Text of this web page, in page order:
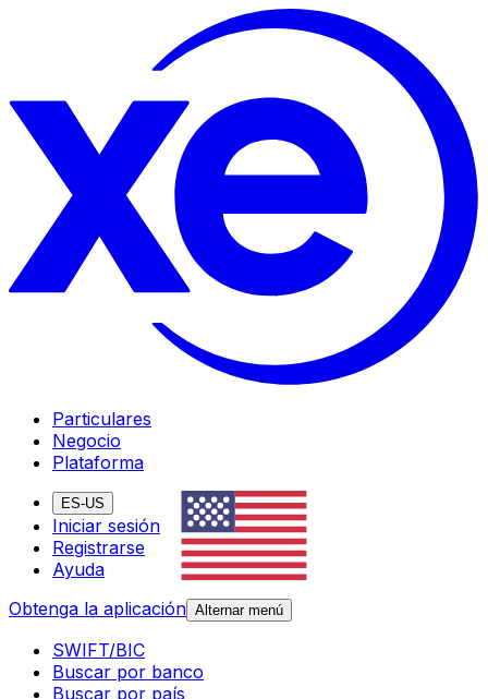
Particulares
Negocio
Plataforma
ES-US
Iniciar sesión
Registrarse
Ayuda
Obtenga la aplicación Alternar menú
SWIFT/BIC
Buscar por banco
Buscar por país